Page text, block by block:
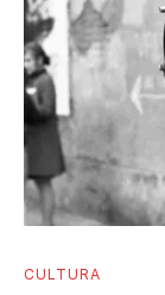
CULTURA